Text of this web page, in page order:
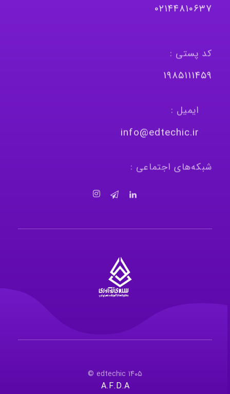
٠٢١٤٤٨١٠٦٣٧
کد پستی :
١٩٨٥١١١٤٥٩
ایمیل :
info@edtechic.ir
شبکه‌های اجتماعی :
۱۴۰۵ edtechic ©
A.F.D.A